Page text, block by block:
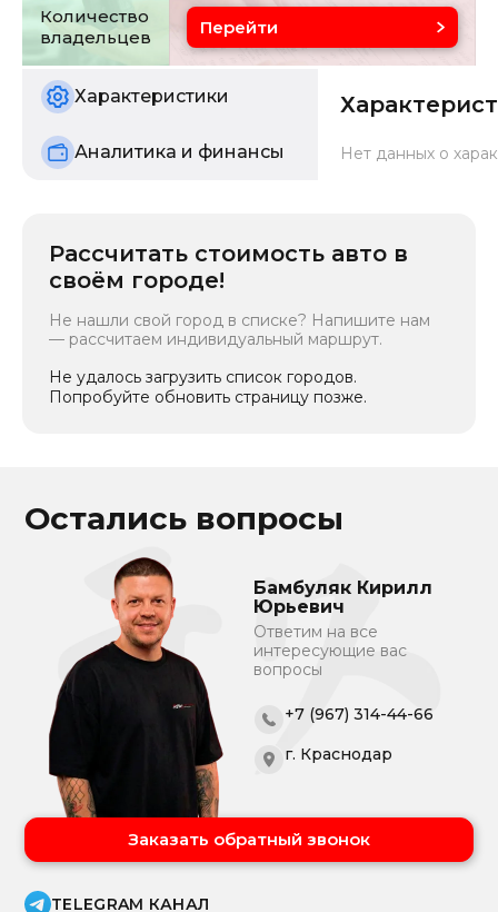
Состояние
б/у
Количество
владельцев
Перейти
Характеристики
Аналитика и финансы Нет данных о
Рассчитать стоимость авто в
своём городе!
Не нашли свой город в списке? Напишите нам
— рассчитаем индивидуальный маршрут.
Не удалось загрузить список городов.
Попробуйте обновить страницу позже.
Остались вопросы
Бамбуляк Кирилл
Юрьевич
Ответим на все
интересующие вас
вопросы
+7 (967) 314-44-66
г. Краснодар
Заказать обратный звонок
TELEGRAM КАНАЛ